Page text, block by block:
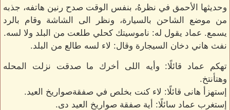
وحديثها الأحمق في نظرهُ، بنفس الوقت صدح رنين هاتفه، جذبه
من موضع الشاحن بالسيارة، ونظر الى الشاشة وقام بالرد
يسمع. عماد يقول له: ناموسيتك كحلي طلعت من البلد ولا لسه.
نفث هاني دخان السيجارة وقال: لاء لسه طالع من البلد.
تهكم عماد قائلًا: وأيه اللى أخرك ما صدقت نزلت المحله
وهتأنتخ.
إستهزأ هانى قائلًا: لاء كنت بخلص في صفقةصواريخ العيد.
إستغرب عماد سائلًا: أية صفقة صواريخ العيد دى.